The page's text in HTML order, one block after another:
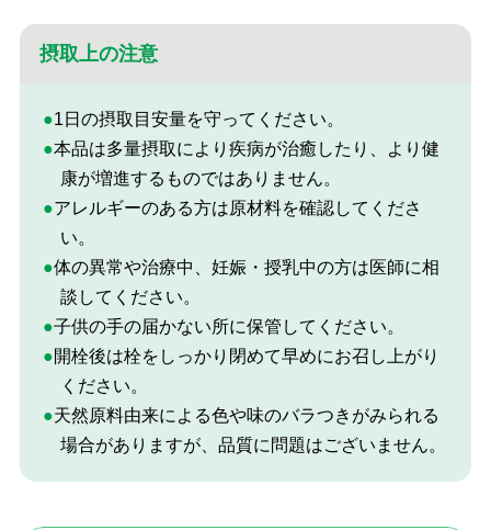
摂取上の注意
●1日の摂取目安量を守ってください。
●本品は多量摂取により疾病が治癒したり、より健
康が増進するものではありません。
●アレルギーのある方は原材料を確認してくださ
い。
●体の異常や治療中、妊娠・授乳中の方は医師に相
談してください。
●子供の手の届かない所に保管してください。
●開栓後は栓をしっかり閉めて早めにお召し上がり
ください。
●天然原料由来による色や味のバラつきがみられる
場合がありますが、品質に問題はございません。